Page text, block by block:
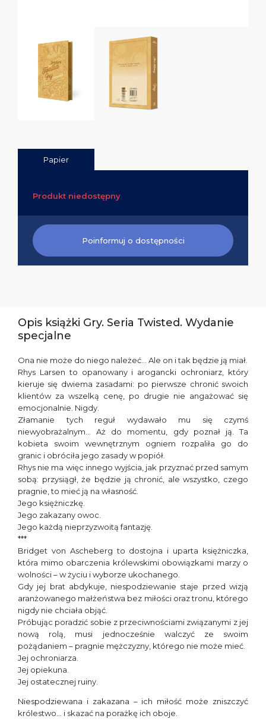
Papier
Produkt niedostępny
Poinformuj o dostępności
Opis książki Gry. Seria Twisted. Wydanie
specjalne
Ona nie może do niego należeć… Ale on i tak będzie ją miał.
Rhys Larsen to opanowany i arogancki ochroniarz, który
kieruje się dwiema zasadami: po pierwsze chronić swoich
klientów za wszelką cenę, po drugie nie angażować się
emocjonalnie. Nigdy.
Złamanie tych reguł wydawało mu się czymś
niewyobrażalnym… Aż do momentu, gdy poznał ją. Ta
kobieta swoim wewnętrznym ogniem rozpaliła go do
granic i obróciła jego zasady w popiół.
Rhys nie ma więc innego wyjścia, jak przyznać przed samym
sobą: przysiągł, że będzie ją chronić, ale wszystko, czego
pragnie, to mieć ją na własność.
Jego księżniczkę.
Jego zakazany owoc.
Jego każdą nieprzyzwoitą fantazję.
***
Bridget von Ascheberg to dostojna i uparta księżniczka,
która mimo obarczenia królewskimi obowiązkami marzy o
wolności – w życiu i wyborze ukochanego.
Gdy jej brat abdykuje, niespodziewanie staje przed wizją
aranżowanego małżeństwa bez miłości oraz tronu, którego
nigdy nie chciała objąć.
Próbując poradzić sobie z przeciwnościami związanymi z jej
nową rolą, musi jednocześnie walczyć ze swoim
pożądaniem – pragnie mężczyzny, którego nie może mieć.
Jej ochroniarza.
Jej opiekuna.
Jej ostatecznej ruiny.
Niespodziewana i zakazana – ich miłość może zniszczyć
królestwo… i skazać na porażkę ich oboje.